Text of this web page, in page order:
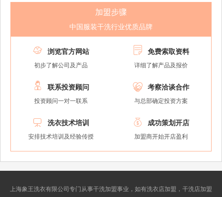
加盟步骤
中国服装干洗行业优质品牌
 浏览官方网站
初步了解公司及产品
 免费索取资料
详细了解产品及报价
 联系投资顾问
投资顾问一对一联系
 考察洽谈合作
与总部确定投资方案
 洗衣技术培训
安排技术培训及经验传授
 成功策划开店
加盟商开始开店盈利
上海象王洗衣有限公司专门从事干洗加盟事业，如有洗衣店加盟，干洗店加盟